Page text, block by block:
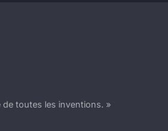
de toutes les inventions. »